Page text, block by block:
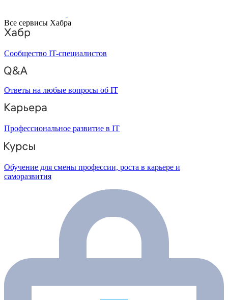
Все сервисы Хабра
Сообщество IT-специалистов
Ответы на любые вопросы об IT
Профессиональное развитие в IT
Обучение для смены профессии, роста в карьере и
саморазвития